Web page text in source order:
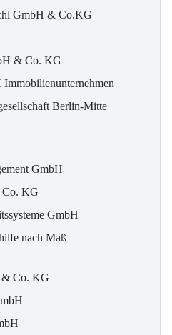
GmbH & Co.KG
& Co. KG
Berlin-Mitte
GmbH
Co. KG
GmbH
nach Maß
Co. KG